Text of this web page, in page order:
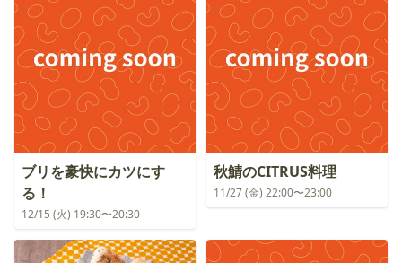
ブリを豪快にカツにす
る！
12/15 (火) 19:30〜20:30
秋鯖のCITRUS料理
11/27 (金) 22:00〜23:00